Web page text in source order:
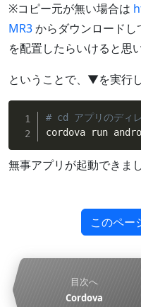
※コピー元が無い場合は
MR3からダウンロード
を配置したらいけると思
ということで、▼を実行
# cd アプリのディ
cordova run
無事アプリが起動できまし
このペー
目次へ
Cordova